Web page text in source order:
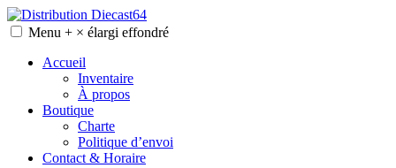
Skip
to
Distribution Diecast64
Une passion, un mode de vie.
Menu + × élargi effondré
Accueil
Inventaire
À propos
Boutique
Charte
Politique d’envoi
Contact & Horaire